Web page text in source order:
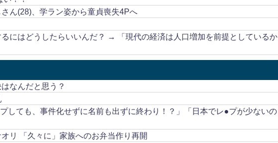
ん(28)、学ラン姿から童貞喪失4Pへ
るにはどうしたらいいんだ？ → 「現代の経済は人口増加を前提としているか
なんだと思う？
しても、事件化せずに名前も出ずに終わり！？」「日本でレ●プが少ないの
リ 「久々に」家族へのお弁当作り再開